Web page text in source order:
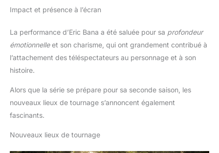
Impact et présence à l’écran
La performance d’Eric Bana a été saluée pour sa profondeur
émotionnelleet son charisme, qui ont grandement contribué à
l’attachement des téléspectateurs au personnage et à son
histoire.
Alors que la série se prépare pour sa seconde saison, les
nouveaux lieux de tournage s’annoncent également
fascinants.
Nouveaux lieux de tournage